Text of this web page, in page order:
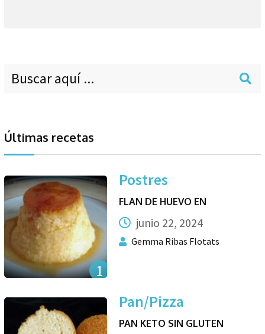
Últimas recetas
1
Postres
FLAN DE HUEVO EN
junio 22, 2024
Gemma Ribas Flotats
Pan/Pizza
PAN KETO SIN GLUTEN